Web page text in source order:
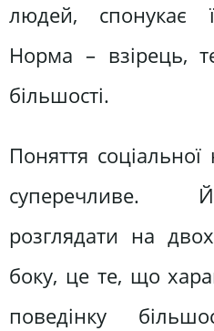
людей, спонукає
Норма – взірець,
більшості.
Поняття
суперечливе.
розглядати на
боку, це те, що
поведінку